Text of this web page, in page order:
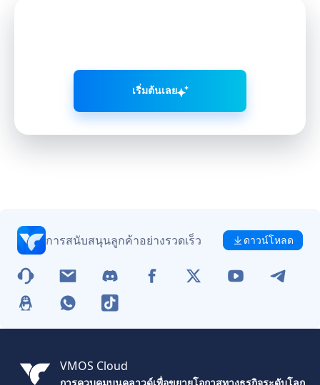
เริ่มต้นเลย
การสนับสนุนลูกค้าอย่างรวดเร็ว ดาวน์โหลด
VMOS Cloud